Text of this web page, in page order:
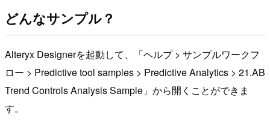
どんなサンプル？
Alteryx Designerを起動して、「ヘルプ > サンプルワークフ
ロー > Predictive tool samples > Predictive Analytics > 21.AB
Trend Controls Analysis Sample」から開くことができま
す。